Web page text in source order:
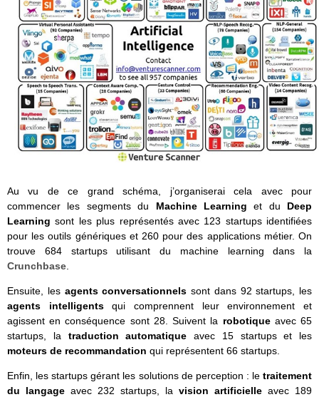
Au vu de ce grand schéma, j’organiserai cela avec pour
commencer les segments du Machine Learninget du Deep
Learningsont les plus représentés avec 123 startups identifiées
pour les outils génériques et 260 pour des applications métier. On
trouve 684 startups utilisant du machine learning dans la
Crunchbase
Ensuite, les agents conversationnels sont dans 92 startups, les
agents intelligentsqui comprennent leur environnement et
agissent en conséquence sont 28. Suivent la robotique avec 65
startups, la traduction automatique avec 15 startups et les
moteurs de recommandation qui représentent 66 startups.
Enfin, les startups gérant les solutions de perception : le traitement
du langage avec 232 startups, la vision artificielle avec 189